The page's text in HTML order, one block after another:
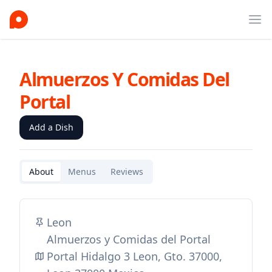
Almuerzos Y Comidas Del
Portal
Add a Dish
About Menus Reviews
Leon
Almuerzos y Comidas del Portal
Portal Hidalgo 3 Leon, Gto. 37000,